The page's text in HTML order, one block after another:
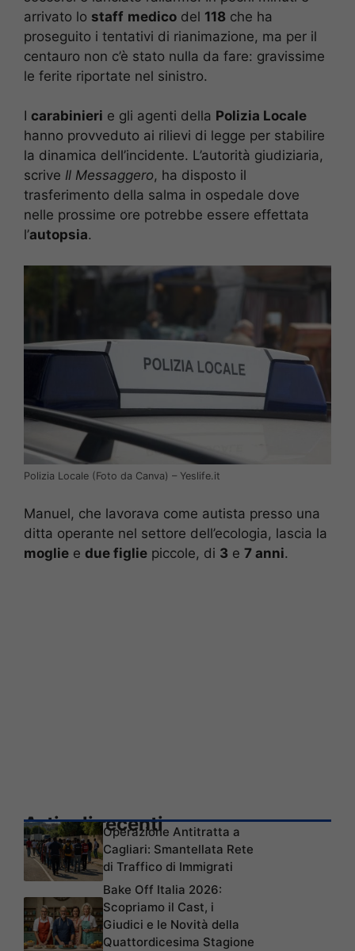
arrivato lo staff medico del 118 che ha
proseguito i tentativi di rianimazione, ma per il
centauro non c’è stato nulla da fare: gravissime
le ferite riportate nel sinistro.
I carabinieri e gli agenti della Polizia Locale
hanno provveduto ai rilievi di legge per stabilire
la dinamica dell’incidente. L’autorità giudiziaria,
scrive Il Messaggero, ha disposto il
trasferimento della salma in ospedale dove
nelle prossime ore potrebbe essere effettata
l’autopsia.
Polizia Locale (Foto da Canva) – Yeslife.it
Manuel, che lavorava come autista presso una
ditta operante nel settore dell’ecologia, lascia la
moglie e due figlie piccole, di 3 e 7 anni.
Articoli recentiOperazione Antitratta a
Cagliari: Smantellata Rete
di Traffico di Immigrati
Bake Off Italia 2026:
Scopriamo il Cast, i
Giudici e le Novità della
Quattordicesima Stagione